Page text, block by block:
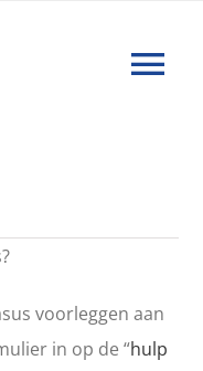
voorleggen aan
in op de “hulp